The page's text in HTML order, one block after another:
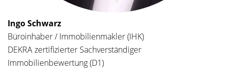
Ingo Schwarz
Büroinhaber / Immobilienmakler (IHK)
DEKRA zertifizierter Sachverständiger
Immobilienbewertung (D1)